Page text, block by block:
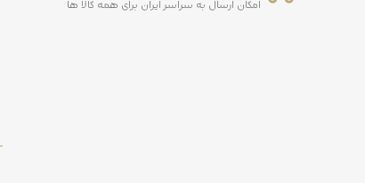
امکان ارسال به سراسر ایران برای همه کالا ها